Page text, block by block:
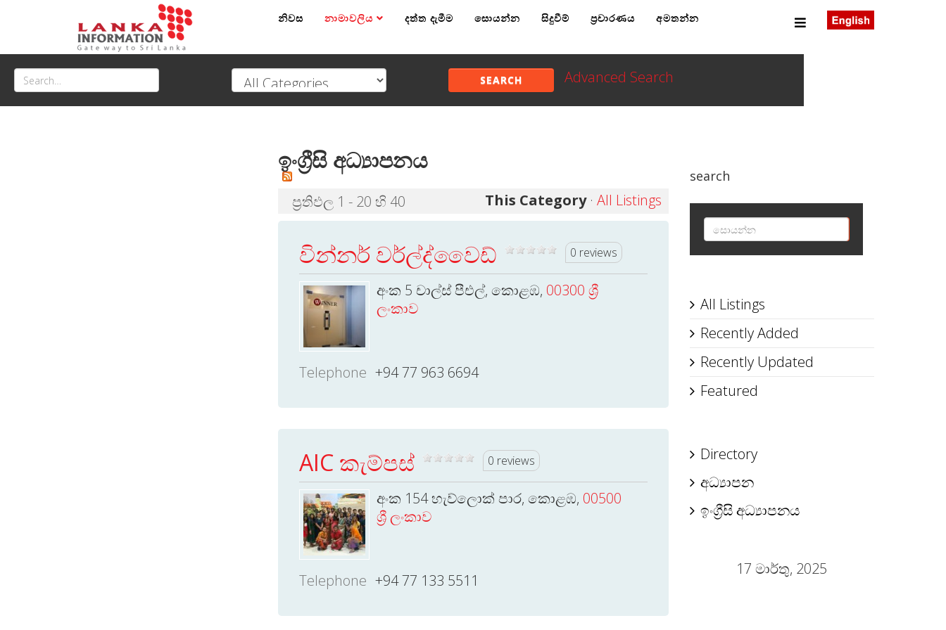
නිවස නාමාවලිය දත්ත දැමීම සොයන්න සිදුවීම් ප්‍රචාරණය අමතන්න
SEARCH Advanced Search
ඉංග්‍රීසි අධ්‍යාපනය
ප්‍රතිඵල 1 - 20 හි 40 This Category· All Listings
වින්නර් වර්ල්ද්වෛඩ් 0 reviews
අංක 5 චාල්ස් පීඑල්, කොළඹ, 00300 ශ්‍රී
ලංකාව
Telephone +94 77 963 6694
AIC කැම්පස් 0 reviews
අංක 154 හැව්ලොක් පාර, කොළඹ, 00500
ශ්‍රී ලංකාව
Telephone +94 77 133 5511
search
All Listings
Recently Added
Recently Updated
Featured
Directory
අධ්‍යාපන
ඉංග්‍රීසි අධ්‍යාපනය
17 මාර්තු, 2025